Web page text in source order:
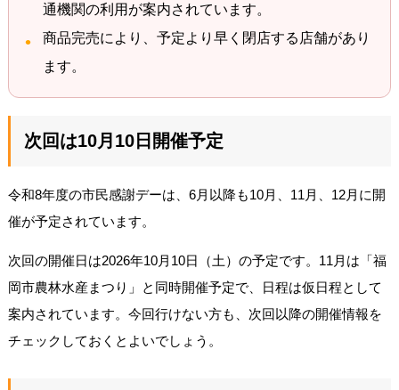
通機関の利用が案内されています。
商品完売により、予定より早く閉店する店舗があり
ます。
次回は10月10日開催予定
令和8年度の市民感謝デーは、6月以降も10月、11月、12月に開
催が予定されています。
次回の開催日は2026年10月10日（土）の予定です。11月は「福
岡市農林水産まつり」と同時開催予定で、日程は仮日程として
案内されています。今回行けない方も、次回以降の開催情報を
チェックしておくとよいでしょう。